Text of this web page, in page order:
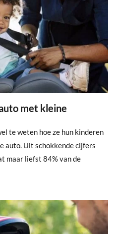
met kleine
te weten hoe ze hun kinderen
auto. Uit schokkende cijfers
maar liefst 84% van de